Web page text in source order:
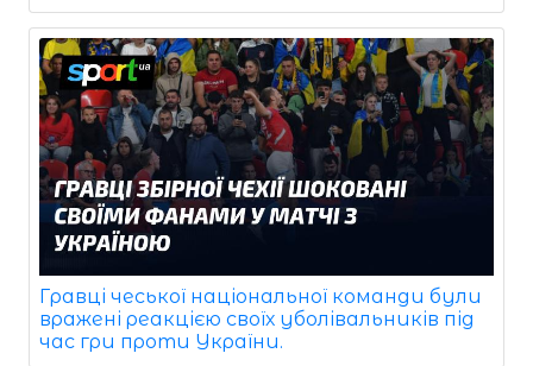
Гравці чеської національної команди були
вражені реакцією своїх уболівальників під
час гри проти України.